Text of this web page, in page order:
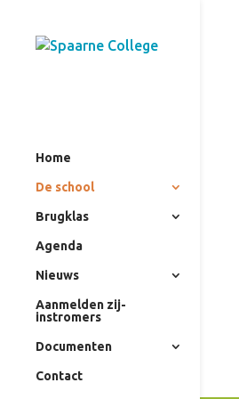
Home
De school
Brugklas
Agenda
Nieuws
Aanmelden zij-
instromers
Documenten
Contact